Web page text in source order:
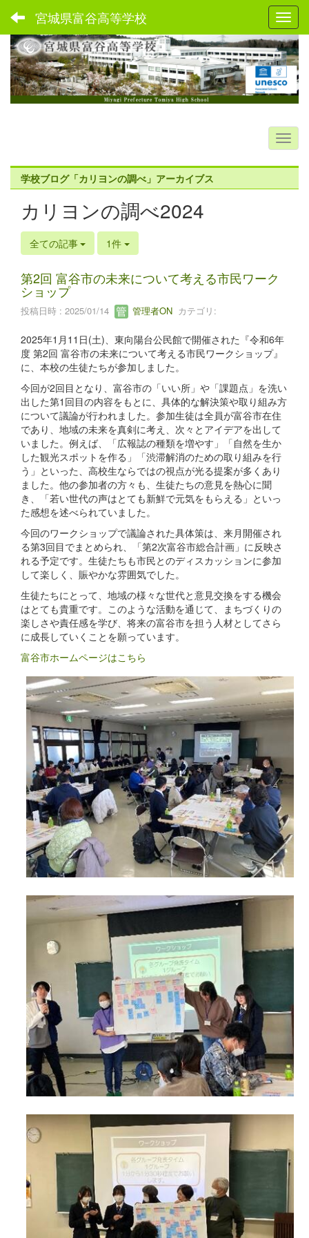
宮城県富谷高等学校
学校ブログ「カリヨンの調べ」アーカイブス
カリヨンの調べ2024
全ての記事 1件
第2回 富谷市の未来について考える市民ワーク
ショップ
投稿日時 : 2025/01/14 管理者ON カテゴリ:
2025年1月11日(土)、東向陽台公民館で開催された『令和6年
度 第2回 富谷市の未来について考える市民ワークショップ』
に、本校の生徒たちが参加しました。
今回が2回目となり、富谷市の「いい所」や「課題点」を洗い
出した第1回目の内容をもとに、具体的な解決策や取り組み方
について議論が行われました。参加生徒は全員が富谷市在住
であり、地域の未来を真剣に考え、次々とアイデアを出して
いました。例えば、「広報誌の種類を増やす」「自然を生か
した観光スポットを作る」「渋滞解消のための取り組みを行
う」といった、高校生ならではの視点が光る提案が多くあり
ました。他の参加者の方々も、生徒たちの意見を熱心に聞
き、「若い世代の声はとても新鮮で元気をもらえる」といっ
た感想を述べられていました。
今回のワークショップで議論された具体策は、来月開催され
る第3回目でまとめられ、「第2次富谷市総合計画」に反映さ
れる予定です。生徒たちも市民とのディスカッションに参加
して楽しく、賑やかな雰囲気でした。
生徒たちにとって、地域の様々な世代と意見交換をする機会
はとても貴重です。このような活動を通じて、まちづくりの
楽しさや責任感を学び、将来の富谷市を担う人材としてさら
に成長していくことを願っています。
富谷市ホームページはこちら